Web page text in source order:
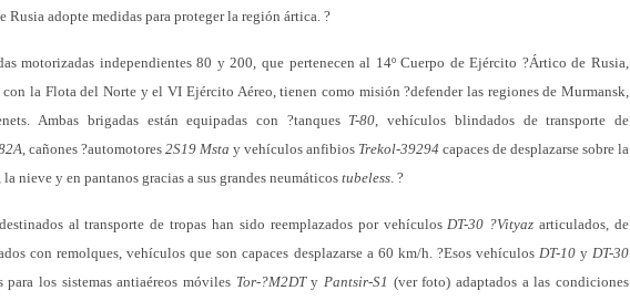
Rusia adopte medidas para proteger la región ártica. ?
motorizadas independientes 80 y 200, que pertenecen al 14º Cuerpo de Ejército ?Ártico de Rusia,
con la Flota del Norte y el VI Ejército Aéreo, tienen como misión ?defender las regiones de Murmansk,
Ambas brigadas están equipadas con ?tanques T-80, vehículos blindados de transporte de
, cañones ?automotores 2S19 Msta y vehículos anfibios Trekol-39294 capaces de desplazarse sobre la
nieve y en pantanos gracias a sus grandes neumáticos tubeless. ?
al transporte de tropas han sido reemplazados por vehículosDT-30 ?Vityaz articulados, de
con remolques, vehículos que son capaces desplazarse a 60 km/h. ?Esos vehículos DT-10yDT-30
para los sistemas antiaéreos móviles Tor-?M2DTyPantsir-S1 (ver foto) adaptados a las condiciones